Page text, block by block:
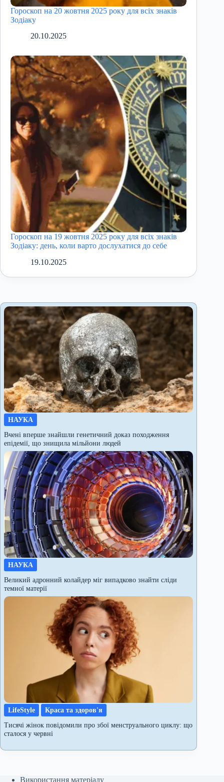
Гороскоп на 20 жовтня 2025 року для всіх знаків
Зодіаку
20.10.2025
Гороскоп на 19 жовтня 2025 року для всіх знаків
Зодіаку: день, коли варто дослухатися до себе
19.10.2025
НАУКА
Вчені вперше знайшли генетичний доказ походження
епідемії, що знищила мільйони людей
НАУКА
Великий адронний колайдер міг випадково знайти сліди
темної матерії
LifeStyle
Краса та здоров'я
Тисячі жінок повідомили про збої менструального циклу: що
сталося у червні
Використання матеріалу